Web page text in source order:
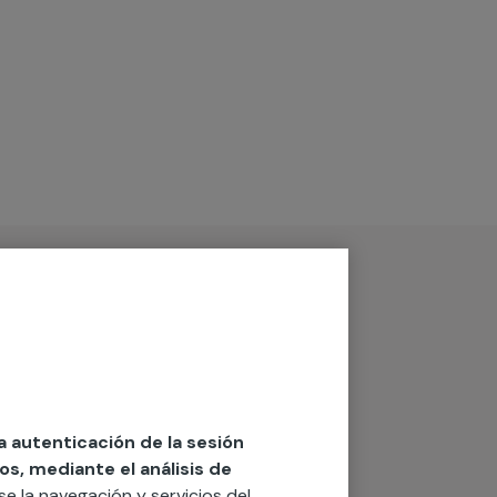
autenticación de la sesión
mediante el análisis de